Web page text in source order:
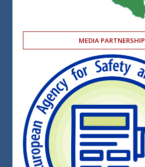
MEDIA PARTNERSHIP